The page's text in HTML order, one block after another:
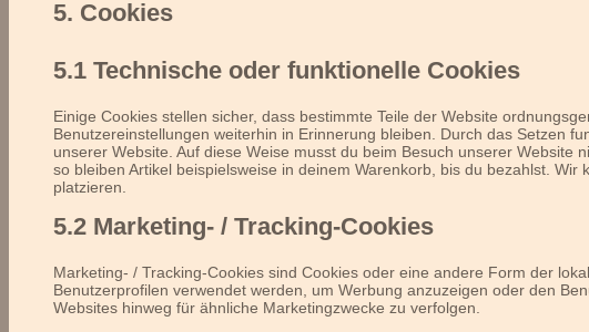
5. Cookies
5.1 Technische oder funktionelle Cookies
Einige Cookies stellen sicher, dass bestimmte Teile der Website
Benutzereinstellungen weiterhin in Erinnerung bleiben. Durch das Setzen
unserer Website. Auf diese Weise musst du beim Besuch unserer Website
so bleiben Artikel beispielsweise in deinem Warenkorb, bis du bezahlst. Wir
platzieren.
5.2 Marketing- / Tracking-Cookies
Marketing- / Tracking-Cookies sind Cookies oder eine andere Form der
Benutzerprofilen verwendet werden, um Werbung anzuzeigen oder den
Websites hinweg für ähnliche Marketingzwecke zu verfolgen.